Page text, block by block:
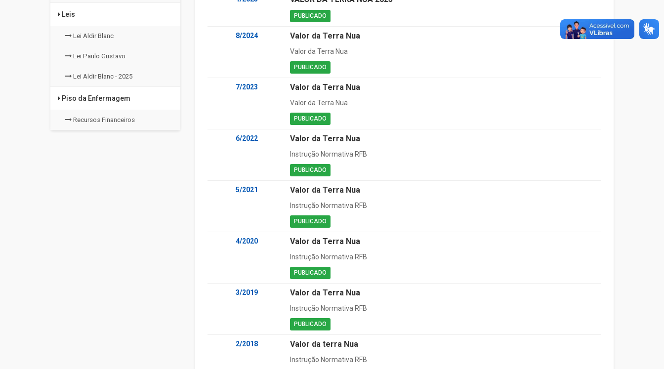
Leis
Lei Aldir Blanc
Lei Paulo Gustavo
Lei Aldir Blanc - 2025
Piso da Enfermagem
Recursos Financeiros
PUBLICADO
8/2024 Valor da Terra Nua
Valor da Terra Nua
PUBLICADO
7/2023 Valor da Terra Nua
Valor da Terra Nua
PUBLICADO
6/2022 Valor da Terra Nua
Instrução Normativa RFB
PUBLICADO
5/2021 Valor da Terra Nua
Instrução Normativa RFB
PUBLICADO
4/2020 Valor da Terra Nua
Instrução Normativa RFB
PUBLICADO
3/2019 Valor da Terra Nua
Instrução Normativa RFB
PUBLICADO
2/2018 Valor da terra Nua
Instrução Normativa RFB